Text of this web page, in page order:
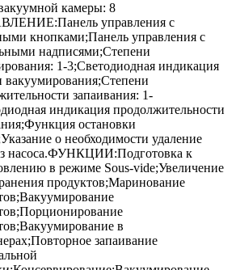
камеры: 8
управления с
кнопками;Панель управления с
надписями;Степени
1-3;Светодиодная индикация
вакуумирования;Степени
запаивания: 1-
индикация продолжительности
остановки
о необходимости удаление
насоса.ФУНКЦИИ:Подготовка к
в режиме Sous-vide;Увеличение
продуктов;Маринование
в
запаивание